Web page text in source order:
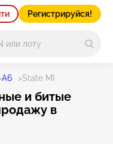
Регистрируйся!
A6 >State MI
и битые
в